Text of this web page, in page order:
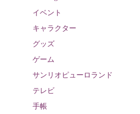
イベント
キャラクター
グッズ
ゲーム
サンリオピューロランド
テレビ
手帳